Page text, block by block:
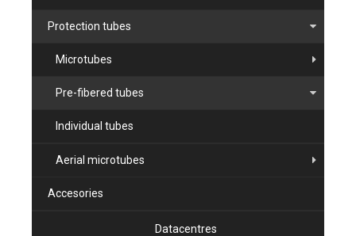
Protection tubes
Microtubes
Pre-fibered tubes
Individual tubes
Aerial microtubes
Accesories
Datacentres